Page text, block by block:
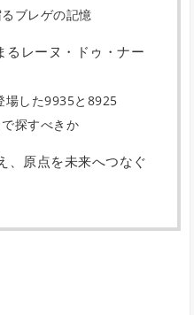
ブレゲの記憶
レーヌ・ドゥ・ナー
場した9935と8925
探すべきか
、原点を未来へつなぐ